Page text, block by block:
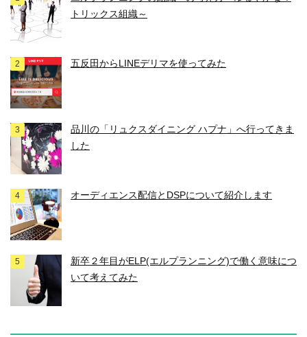
トリックス組織～
五反田からLINEデリマを使ってみた
品川の「リュクスダイニング ハプナ」へ行ってきま
した
オーディエンス配信とDSPについて紹介します
新卒２年目がELP(エルプランニング)で働く意味につ
いて考えてみた